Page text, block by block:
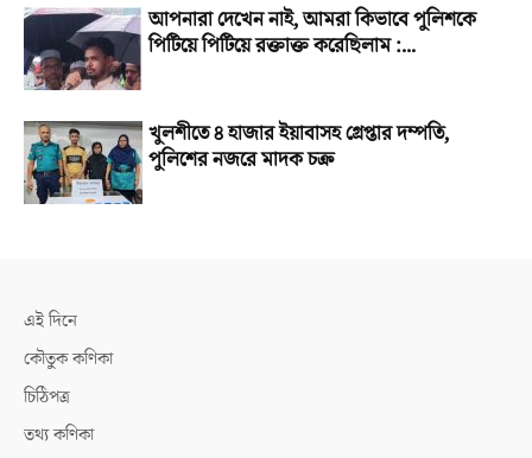
আপনারা দেখেন নাই, আমরা কিভাবে পুলিশকে
পিটিয়ে পিটিয়ে রক্তাক্ত করেছিলাম :...
খুলশীতে ৪ হাজার ইয়াবাসহ গ্রেপ্তার দম্পতি,
পুলিশের নজরে মাদক চক্র
এই দিনে
কৌতুক কণিকা
চিঠিপত্র
তথ্য কণিকা